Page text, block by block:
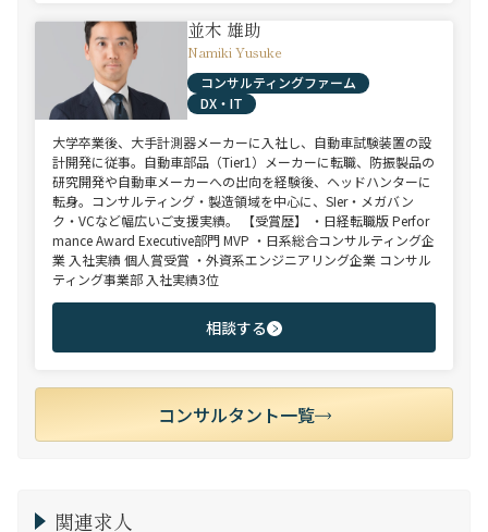
並木 雄助
Namiki Yusuke
コンサルティングファーム
DX・IT
大学卒業後、大手計測器メーカーに入社し、自動車試験装置の設
計開発に従事。自動車部品（Tier1）メーカーに転職、防振製品の
研究開発や自動車メーカーへの出向を経験後、ヘッドハンターに
転身。コンサルティング・製造領域を中心に、SIer・メガバン
ク・VCなど幅広いご支援実績。 【受賞歴】 ・日経転職版 Perfor
mance Award Executive部門 MVP ・日系総合コンサルティング企
業 入社実績 個人賞受賞 ・外資系エンジニアリング企業 コンサル
ティング事業部 入社実績3位
相談する
コンサルタント一覧
関連求人